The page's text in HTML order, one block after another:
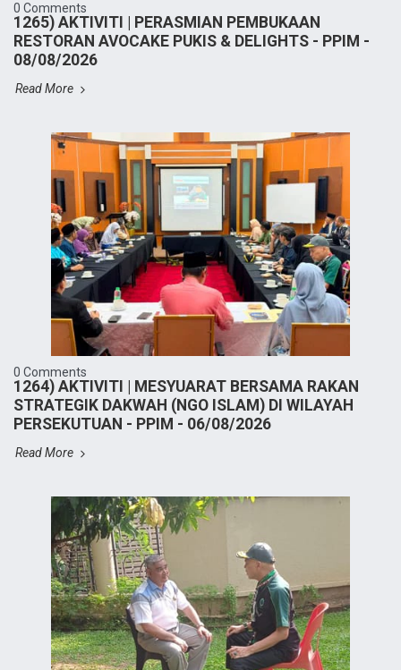
0 Comments
1265) AKTIVITI | PERASMIAN PEMBUKAAN
RESTORAN AVOCAKE PUKIS & DELIGHTS - PPIM -
08/08/2026
Read More
0 Comments
1264) AKTIVITI | MESYUARAT BERSAMA RAKAN
STRATEGIK DAKWAH (NGO ISLAM) DI WILAYAH
PERSEKUTUAN - PPIM - 06/08/2026
Read More